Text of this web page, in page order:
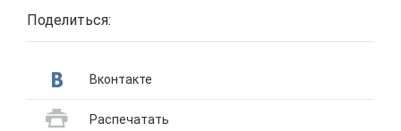
Поделиться:
Вконтакте
Распечатать